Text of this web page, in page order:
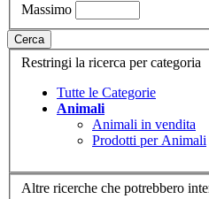
Massimo
Cerca
Restringi la ricerca per categoria
Tutte le Categorie
Animali
Animali in vendita
Prodotti per Animali
Altre ricerche che potrebbero